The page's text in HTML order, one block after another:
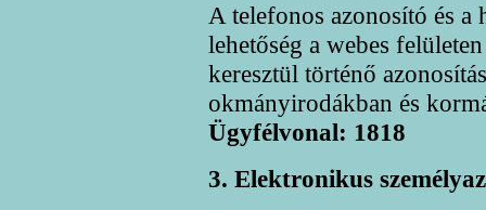
A telefonos azonosító és
lehetőség a webes
keresztül történő
okmányirodákban és
Ügyfélvonal: 1818
3. Elektronikus